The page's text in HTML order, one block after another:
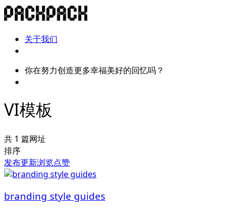
关于我们
你在努力创造更多幸福美好的回忆吗？
VI模板
共 1 篇网址
排序
发布更新浏览点赞
branding style guides